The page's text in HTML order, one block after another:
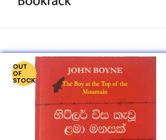
Online
Store
in
Sri
OUT
OF
STOCK